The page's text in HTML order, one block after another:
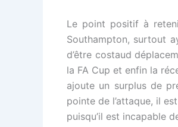
Le point positif à
Southampton, surtout
d’être costaud
la FA Cup et enfin la
ajoute un surplus de
pointe de l’attaque, il
puisqu’il est incapable